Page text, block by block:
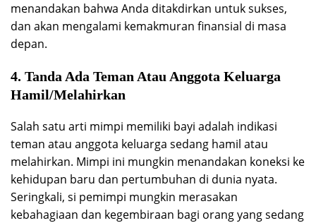
menandakan bahwa Anda ditakdirkan untuk sukses,
dan akan mengalami kemakmuran finansial di masa
depan.
4. Tanda Ada Teman Atau Anggota Keluarga
Hamil/Melahirkan
Salah satu arti mimpi memiliki bayi adalah indikasi
teman atau anggota keluarga sedang hamil atau
melahirkan. Mimpi ini mungkin menandakan koneksi ke
kehidupan baru dan pertumbuhan di dunia nyata.
Seringkali, si pemimpi mungkin merasakan
kebahagiaan dan kegembiraan bagi orang yang sedang